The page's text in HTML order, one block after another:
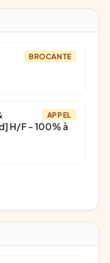
BROCANTE
APPEL
H/F - 100% à